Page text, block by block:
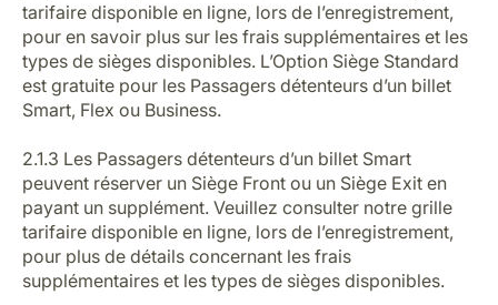
tarifaire disponible en ligne, lors de l’enregistrement,
pour en savoir plus sur les frais supplémentaires et les
types de sièges disponibles. L’Option Siège Standard
est gratuite pour les Passagers détenteurs d’un billet
Smart, Flex ou Business.
2.1.3 Les Passagers détenteurs d’un billet Smart
peuvent réserver un Siège Front ou un Siège Exit en
payant un supplément. Veuillez consulter notre grille
tarifaire disponible en ligne, lors de l’enregistrement,
pour plus de détails concernant les frais
supplémentaires et les types de sièges disponibles.